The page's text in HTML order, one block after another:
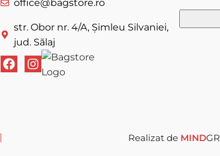
office@bagstore.ro
str. Obor nr. 4/A, Șimleu Silvaniei,
jud. Sălaj
Realizat de MIND